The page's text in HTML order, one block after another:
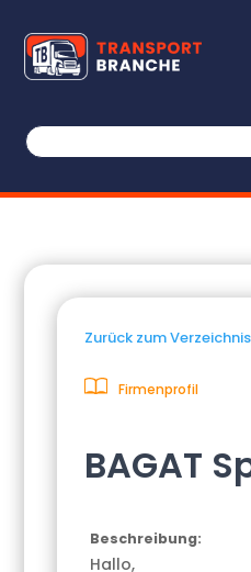
Zurück zum
Firmenprofil
BAGAT
Beschreibung:
Hallo,